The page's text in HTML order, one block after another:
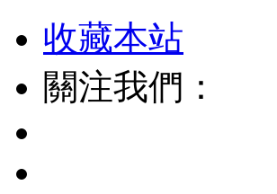
收藏本站
關注我們：